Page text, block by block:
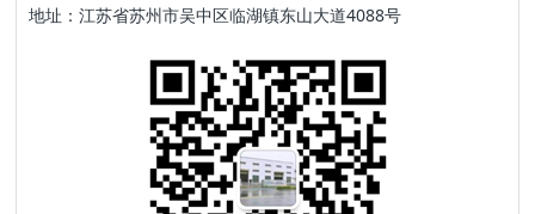
地址：江苏省苏州市吴中区临湖镇东山大道4088号